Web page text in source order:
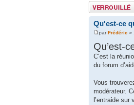
Sujet verrouillé
Qu'est-ce
parFrédéric »
Qu’est-
C’est la
du forum
Vous
modérateur.
l’entraide sur